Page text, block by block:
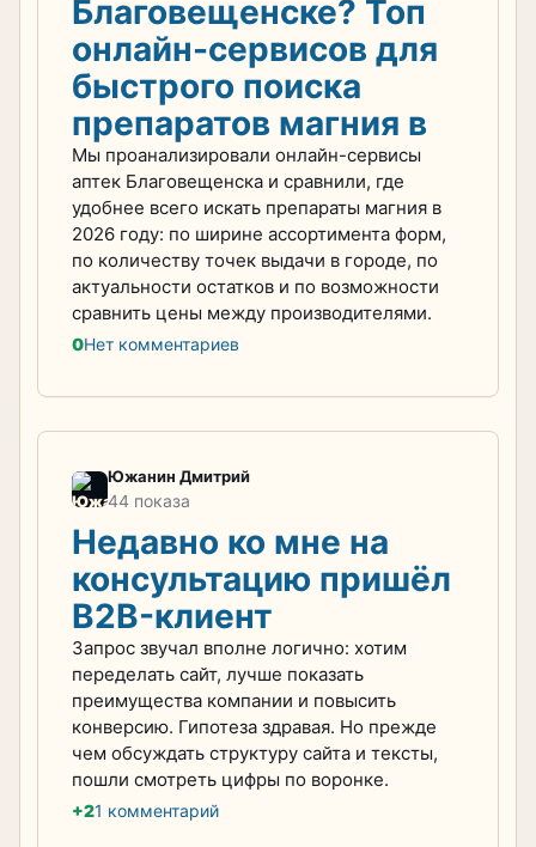
Благовещенске? Топ
онлайн-сервисов для
быстрого поиска
препаратов магния в
Мы проанализировали онлайн-сервисы
аптек Благовещенска и сравнили, где
удобнее всего искать препараты магния в
2026 году: по ширине ассортимента форм,
по количеству точек выдачи в городе, по
актуальности остатков и по возможности
сравнить цены между производителями.
0Нет комментариев
Южанин Дмитрий
44 показа
Недавно ко мне на
консультацию пришёл
B2B-клиент
Запрос звучал вполне логично: хотим
переделать сайт, лучше показать
преимущества компании и повысить
конверсию. Гипотеза здравая. Но прежде
чем обсуждать структуру сайта и тексты,
пошли смотреть цифры по воронке.
+21 комментарий